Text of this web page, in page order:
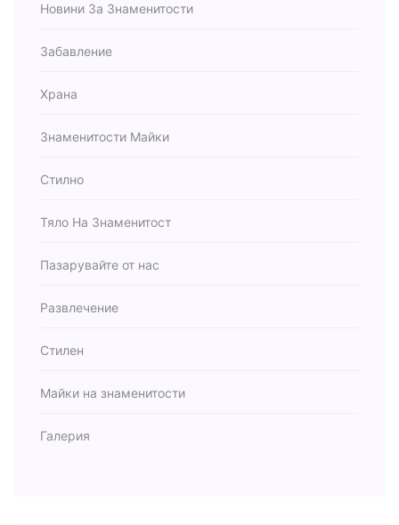
Новини За Знаменитости
Забавление
Храна
Знаменитости Майки
Стилно
Тяло На Знаменитост
Пазарувайте от нас
Развлечение
Стилен
Майки на знаменитости
Галерия